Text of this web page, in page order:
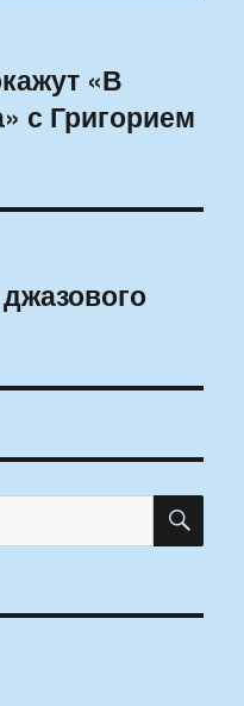
«В
с Григорием